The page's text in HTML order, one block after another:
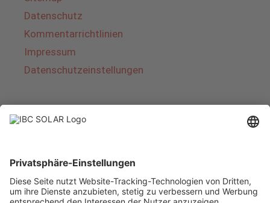
Datenschutz
Kommentarrichtlinien
Impressum
Datenschutzeinstellungen
Über IBC SOLAR
von Energielösungen und Dienstleistungen im
Bereich Photovoltaik und Speicher. Das
Unternehmen bietet Komplettsysteme an und